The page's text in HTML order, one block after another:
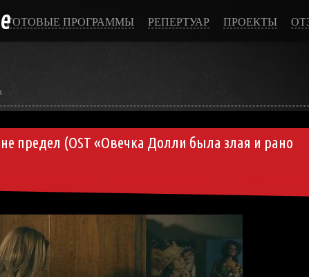
ГОТОВЫЕ ПРОГРАММЫ РЕПЕРТУАР ПРОЕКТЫ
предел (OST «Овечка Долли была злая и рано